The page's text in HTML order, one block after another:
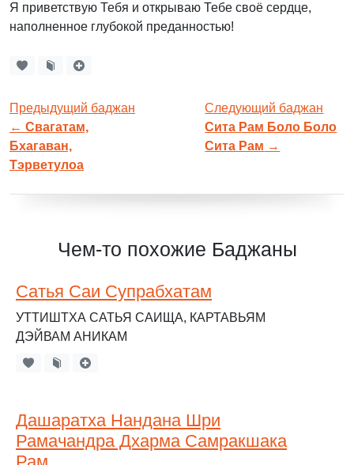
Я приветствую Тебя и открываю Тебе своё сердце,
наполненное глубокой преданностью!
Предыдущий баджан
← Свагатам,
Бхагаван,
Тэрветулоа
Следующий баджан
Сита Рам Боло Боло
Сита Рам →
Чем-то похожие Баджаны
Сатья Саи Супрабхатам
УТТИШТХА САТЬЯ САИЩА, КАРТАВЬЯМ
ДЭЙВАМ АНИКАМ
Дашаратха Нандана Шри
Рамачандра Дхарма Самракшака